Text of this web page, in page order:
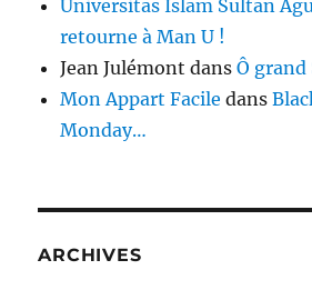
Universitas Islam Sultan
retourne à Man U !
Jean Julémont dansÔ
Mon Appart Facile dans
Monday…
ARCHIVES